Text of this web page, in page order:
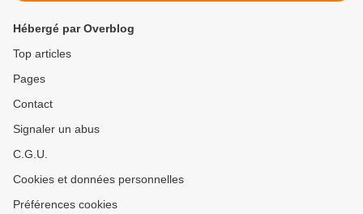
Hébergé par Overblog
Top articles
Pages
Contact
Signaler un abus
C.G.U.
Cookies et données personnelles
Préférences cookies